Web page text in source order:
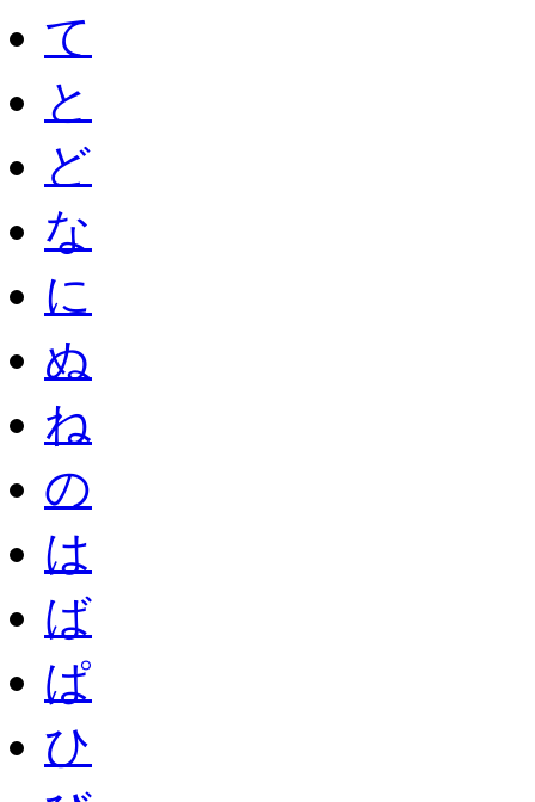
て
と
ど
な
に
ぬ
ね
の
は
ば
ぱ
ひ